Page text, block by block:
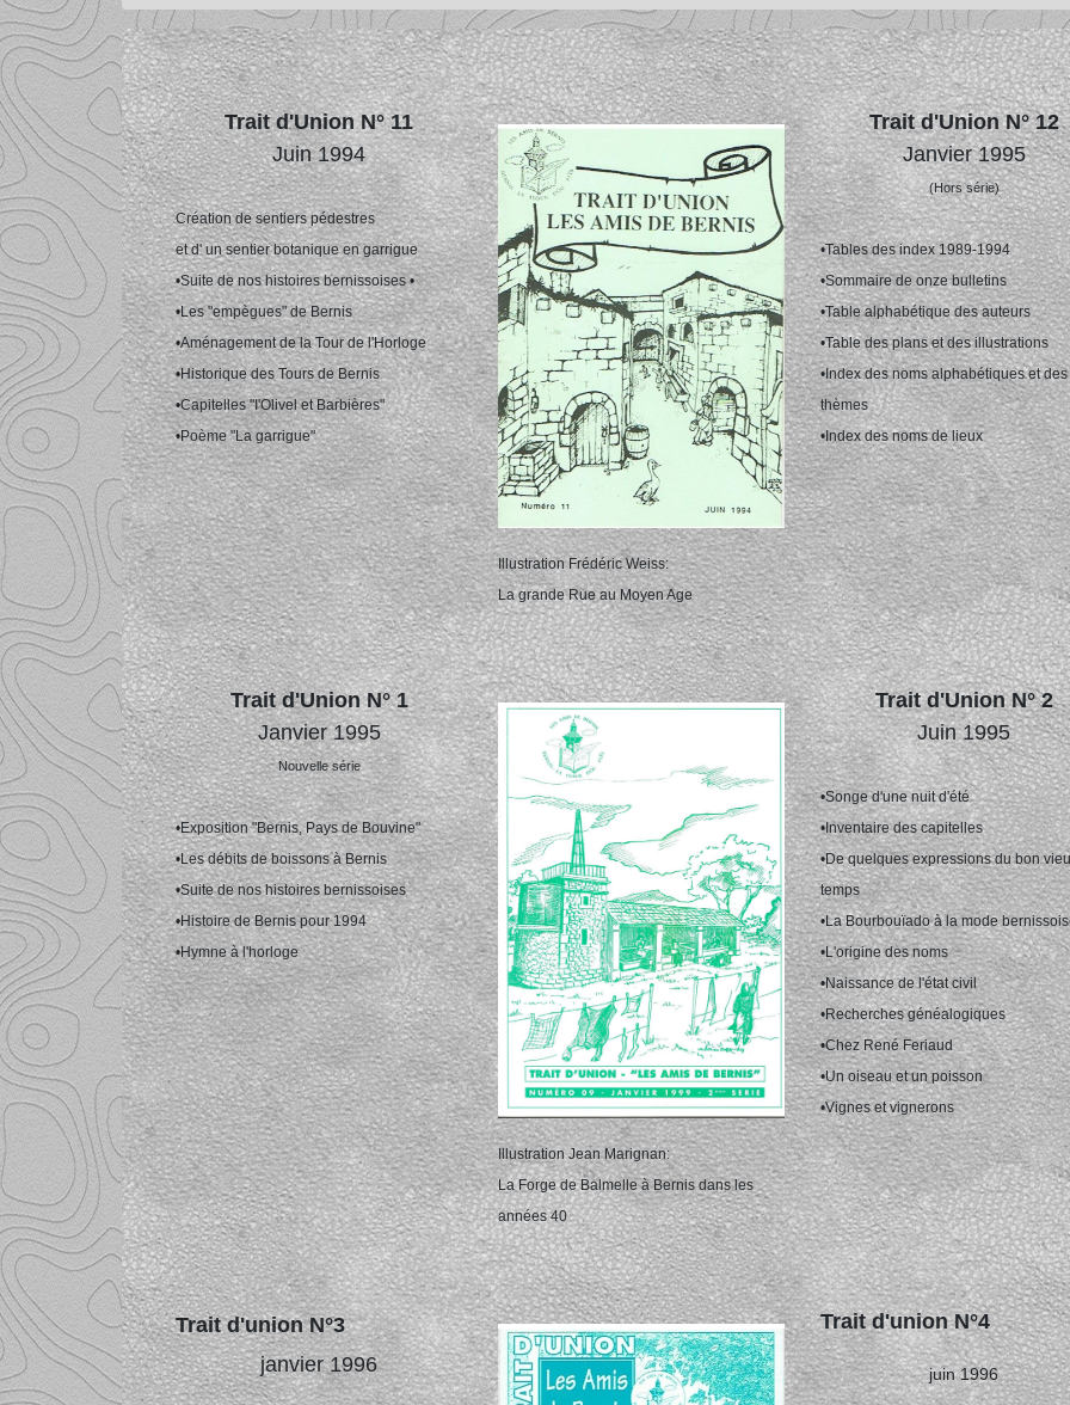
Trait d'Union N° 11
Juin 1994
Création de sentiers pédestres
et d' un sentier botanique en garrigue
•Suite de nos histoires bernissoises •
•Les "empègues" de Bernis
•Aménagement de la Tour de l'Horloge
•Historique des Tours de Bernis
•Capitelles "I'Olivel et Barbières"
•Poème "La garrigue"
Illustration Frédéric Weiss:
La grande Rue au Moyen Age
Trait d'Union N° 12
Janvier 1995
(Hors série)
•Tables des index 1989-1994
•Sommaire de onze bulletins
•Table alphabétique des auteurs
•Table des plans et des illustrations
•Index des noms alphabétiques et des
thèmes
•Index des noms de lieux
Trait d'Union N° 1
Janvier 1995
Nouvelle série
•Exposition "Bernis, Pays de Bouvine"
•Les débits de boissons à Bernis
•Suite de nos histoires bernissoises
•Histoire de Bernis pour 1994
•Hymne à l'horloge
Illustration Jean Marignan:
La Forge de Balmelle à Bernis dans les
années 40
Trait d'Union N° 2
Juin 1995
•Songe d'une nuit d'été
•Inventaire des capitelles
•De quelques expressions du bon
temps
•La Bourbouïado à la mode
•L'origine des noms
•Naissance de l'état civil
•Recherches généalogiques
•Chez René Feriaud
•Un oiseau et un poisson
•Vignes et vignerons
Trait d'union N°3
janvier 1996
Trait d'union N°4
juin 1996